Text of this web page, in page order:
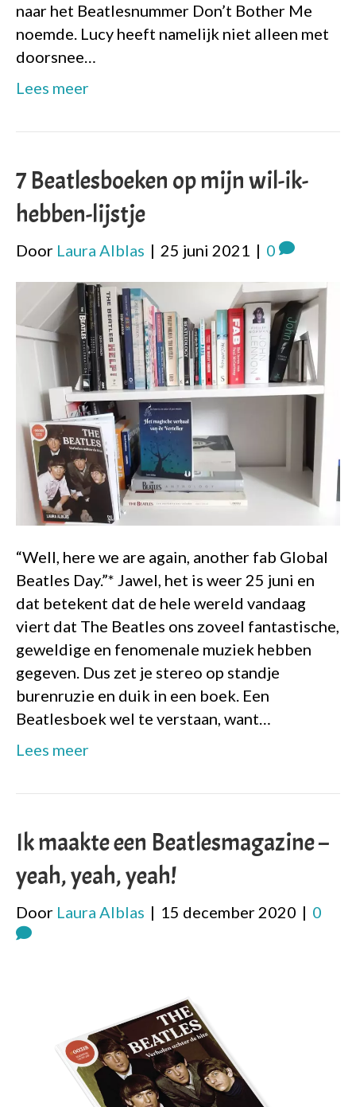
naar het Beatlesnummer Don’t Bother Me
noemde. Lucy heeft namelijk niet alleen met
doorsnee…
Lees meer
7 Beatlesboeken op mijn wil-ik-
hebben-lijstje
Door Laura Alblas | 25 juni 2021 | 0
“Well, here we are again, another fab Global
Beatles Day.”* Jawel, het is weer 25 juni en
dat betekent dat de hele wereld vandaag
viert dat The Beatles ons zoveel fantastische,
geweldige en fenomenale muziek hebben
gegeven. Dus zet je stereo op standje
burenruzie en duik in een boek. Een
Beatlesboek wel te verstaan, want…
Lees meer
Ik maakte een Beatlesmagazine –
yeah, yeah, yeah!
Door Laura Alblas | 15 december 2020 | 0